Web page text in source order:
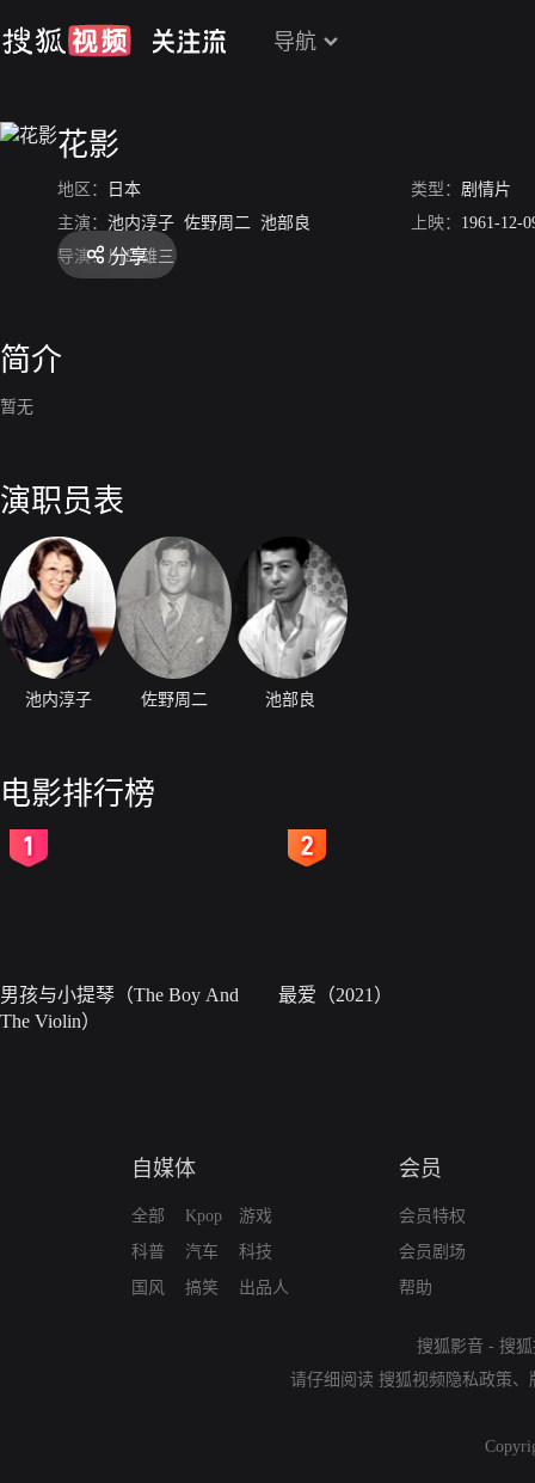
导航
花影
地区： 日本 类型： 剧情片
主演： 池内淳子 佐野周二 池部良 上映： 1961-12-
导演： 川岛雄三
分享
简介
暂无
演职员表
池内淳子 佐野周二 池部良
电影排行榜
男孩与小提琴（The Boy And
The Violin）
最爱（2021）
自媒体
全部
科普
国风
Kpop
汽车
搞笑
游戏
科技
出品人
会员
会员特权
会员剧场
帮助
搜狐影音 - 搜
请仔细阅读 搜狐视频隐私政策、